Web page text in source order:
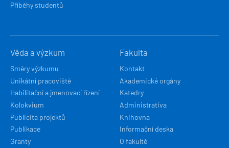
Příběhy studentů
Věda a výzkum
Směry výzkumu
Unikátní pracoviště
Habilitační a jmenovací řízení
Kolokvium
Publicita projektů
Publikace
Granty
Fakulta
Kontakt
Akademické orgány
Katedry
Administrativa
Knihovna
Informační deska
O fakultě